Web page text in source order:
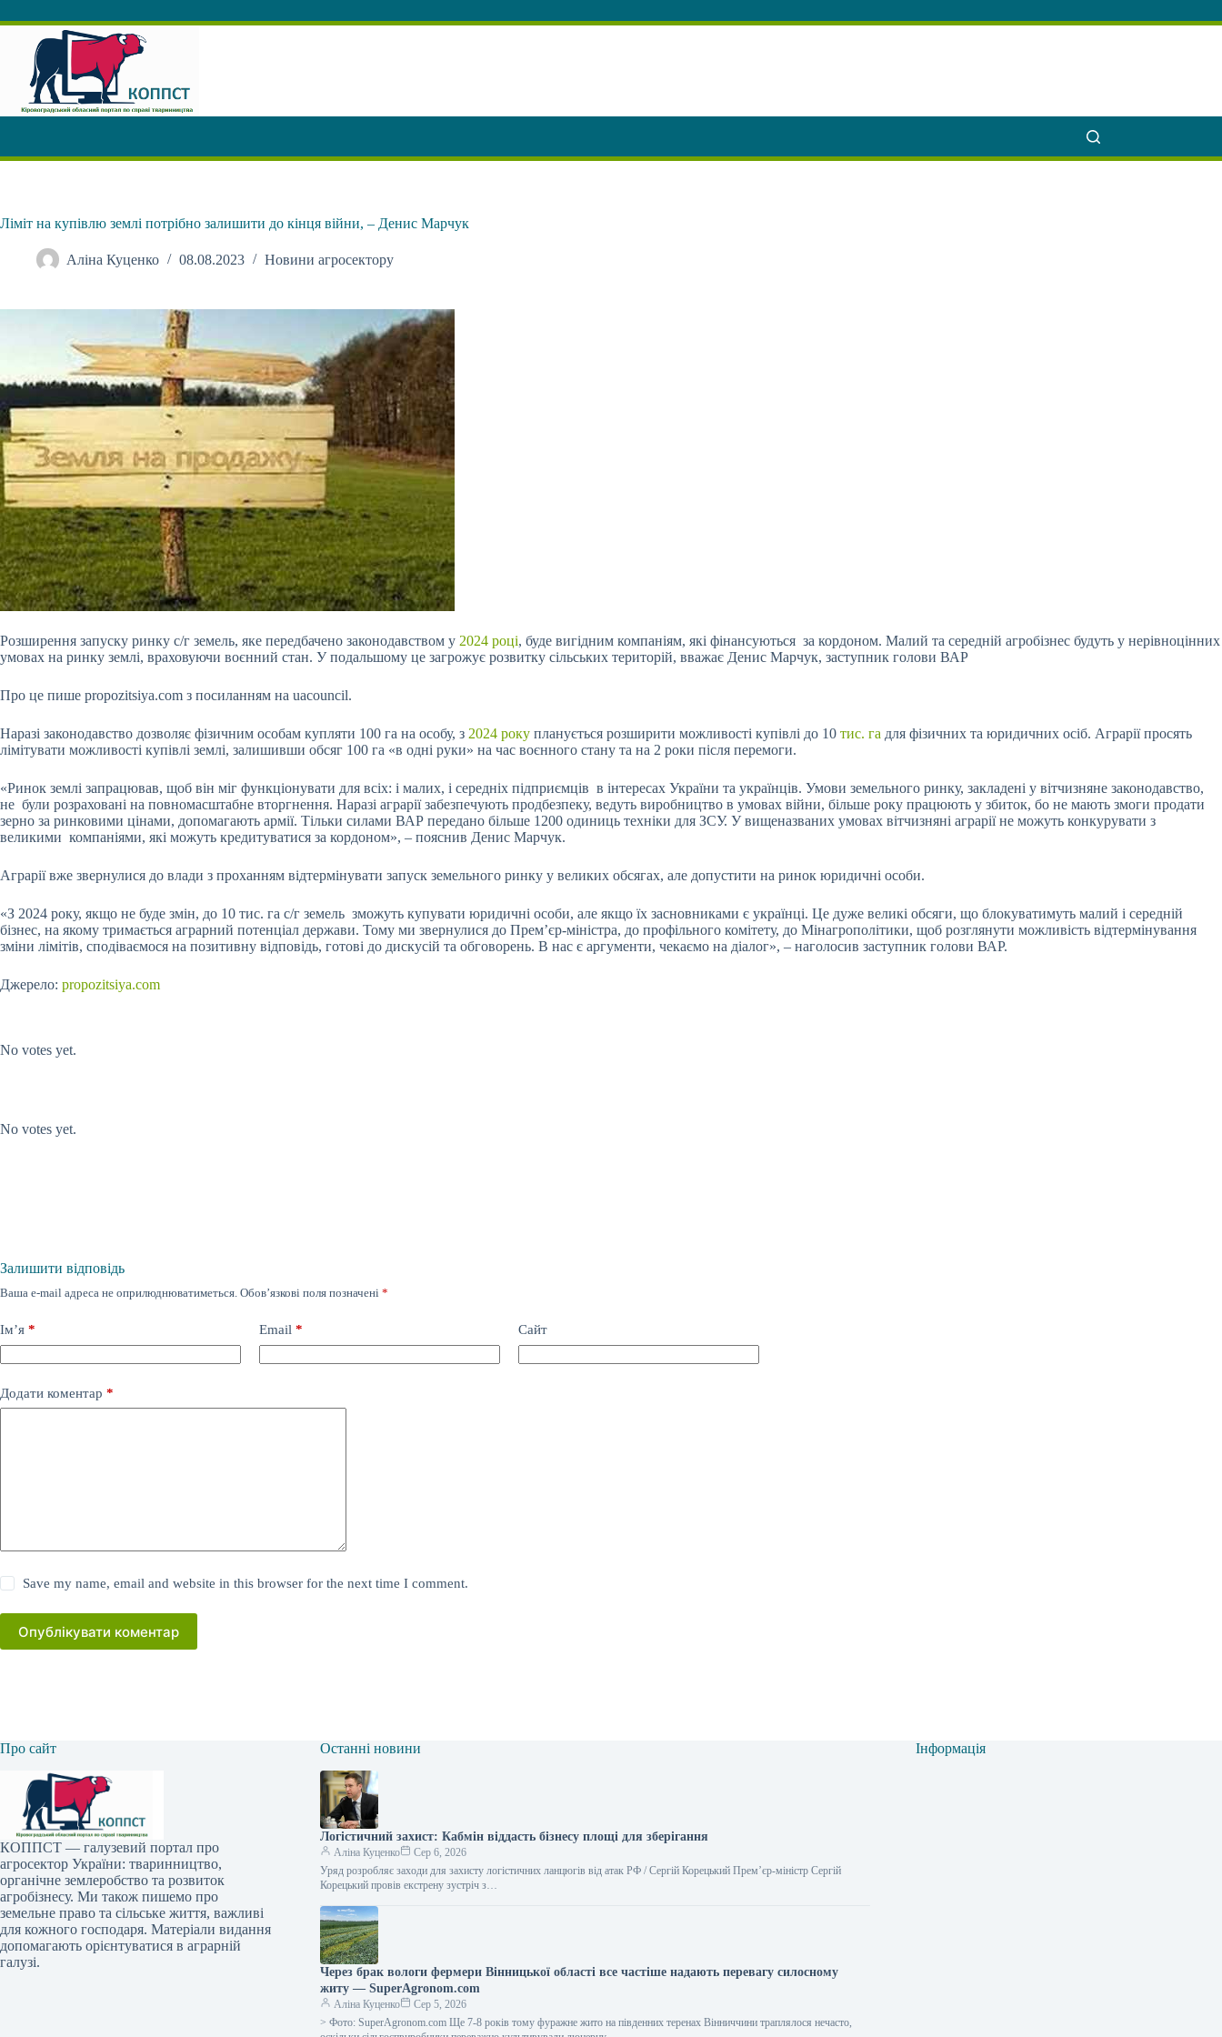
до
Ліміт на купівлю землі потрібно залишити до кінця війни, – Денис Марчук
Аліна Куценко 08.08.2023 Новини агросектору
Розширення запуску ринку с/г земель, яке передбачено законодавством у 2024 році, буде вигідним компаніям, які фінансуються за кордоном. Малий та середній агробізнес будуть у нерівноцінних
умовах на ринку землі, враховуючи воєнний стан. У подальшому це загрожує розвитку сільських територій, вважає Денис Марчук, заступник голови ВАР
Про це пише propozitsiya.com з посиланням на uacouncil.
Наразі законодавство дозволяє фізичним особам купляти 100 га на особу, з 2024 року планується розширити можливості купівлі до 10 тис. га для фізичних та юридичних осіб. Аграрії просять
лімітувати можливості купівлі землі, залишивши обсяг 100 га «в одні руки» на час воєнного стану та на 2 роки після перемоги.
«Ринок землі запрацював, щоб він міг функціонувати для всіх: і малих, і середніх підприємців в інтересах України та українців. Умови земельного ринку, закладені у вітчизняне законодавство,
не були розраховані на повномасштабне вторгнення. Наразі аграрії забезпечують продбезпеку, ведуть виробництво в умовах війни, більше року працюють у збиток, бо не мають змоги продати
зерно за ринковими цінами, допомагають армії. Тільки силами ВАР передано більше 1200 одиниць техніки для ЗСУ. У вищеназваних умовах вітчизняні аграрії не можуть конкурувати з
великими компаніями, які можуть кредитуватися за кордоном», – пояснив Денис Марчук.
Аграрії вже звернулися до влади з проханням відтермінувати запуск земельного ринку у великих обсягах, але допустити на ринок юридичні особи.
«З 2024 року, якщо не буде змін, до 10 тис. га с/г земель зможуть купувати юридичні особи, але якщо їх засновниками є українці. Це дуже великі обсяги, що блокуватимуть малий і середній
бізнес, на якому тримається аграрний потенціал держави. Тому ми звернулися до Прем’єр-міністра, до профільного комітету, до Мінагрополітики, щоб розглянути можливість відтермінування
зміни лімітів, сподіваємося на позитивну відповідь, готові до дискусій та обговорень. В нас є аргументи, чекаємо на діалог», – наголосив заступник голови ВАР.
Джерело: propozitsiya.com
No votes yet.
No votes yet.
Залишити відповідь
Ваша e-mail адреса не оприлюднюватиметься. Обов’язкові поля позначені *
Ім’я * Email * Сайт
Додати коментар *
Save my name, email and website in this browser for the next time I comment.
Опублікувати коментар
Про сайт
КОППСТ — галузевий портал про
агросектор України: тваринництво,
органічне землеробство та розвиток
агробізнесу. Ми також пишемо про
земельне право та сільське життя, важливі
для кожного господаря. Матеріали видання
допомагають орієнтуватися в аграрній
галузі.
Останні новини
Логістичний захист: Кабмін віддасть бізнесу площі для зберігання
Аліна Куценко
Сер 6, 2026
Уряд розробляє заходи для захисту логістичних ланцюгів від атак РФ / Сергій Корецький Прем’єр-міністр Сергій
Корецький провів екстрену зустріч з…
Через брак вологи фермери Вінницької області все частіше надають перевагу силосному
житу — SuperAgronom.com
Аліна Куценко
Сер 5, 2026
> Фото: SuperAgronom.com Ще 7-8 років тому фуражне жито на південних теренах Вінниччини траплялося нечасто,
Інформація